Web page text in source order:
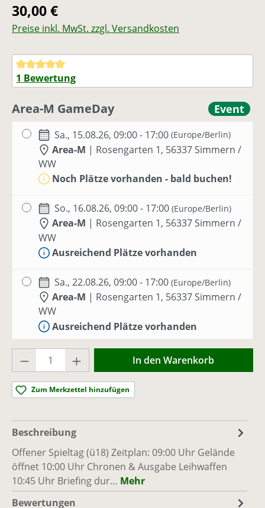
Regulärer Preis:
30,00 €
Preise inkl. MwSt. zzgl. Versandkosten
Durchschnittliche Bewertung von 5 von 5 Sternen
1 Bewertung
Area-M GameDay Event
Sa., 15.08.26, 09:00 - 17:00(Europe/Berlin)
Area-M | Rosengarten 1, 56337 Simmern /
WW
Noch Plätze vorhanden - bald buchen!
So., 16.08.26, 09:00 - 17:00(Europe/Berlin)
Area-M | Rosengarten 1, 56337 Simmern /
WW
Ausreichend Plätze vorhanden
Sa., 22.08.26, 09:00 - 17:00(Europe/Berlin)
Area-M | Rosengarten 1, 56337 Simmern /
WW
Ausreichend Plätze vorhanden
So., 23.08.26, 09:00 - 17:00(Europe/Berlin)
Area-M|Rosengarten 1, 56337 Simmern /
WW
Ausreichend Plätze vorhanden
Sa., 29.08.26, 09:00 - 17:00
WW
Ausreichend Plätze vorhanden
So., 06.09.26, 09:00 - 17:00
Produkt Anzahl: Gib den gewünschten
In den Warenkorb
Zum Merkzettel hinzufügen
Beschreibung
Offener Spieltag (ü18) Zeitplan: 09:00 Uhr Gelände
öffnet 10:00 Uhr Chronen & Ausgabe Leihwaffen
10:45 Uhr Briefing dur… Mehr
Bewertungen